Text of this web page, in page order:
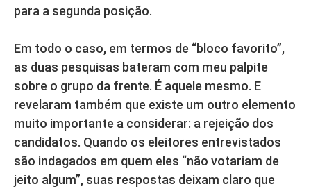
para a segunda posição.
Em todo o caso, em termos de “bloco favorito”,
as duas pesquisas bateram com meu palpite
sobre o grupo da frente. É aquele mesmo. E
revelaram também que existe um outro elemento
muito importante a considerar: a rejeição dos
candidatos. Quando os eleitores entrevistados
são indagados em quem eles “não votariam de
jeito algum”, suas respostas deixam claro que